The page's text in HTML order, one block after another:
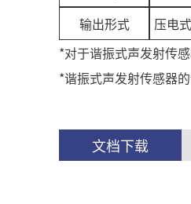
输出形式
压电
*对于谐振式声发射传
*谐振式声发射传感器
文档下载